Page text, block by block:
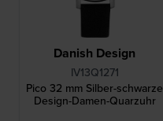
Danish Design
IV13Q1271
Pico 32 mm Silber-schwarze
Design-Damen-Quarzuhr